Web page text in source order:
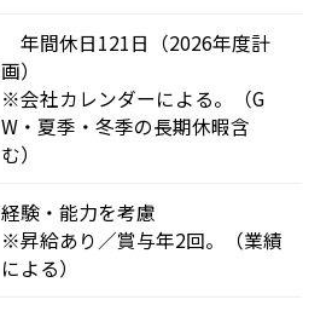
年間休日121日（2026年度計
画）
※会社カレンダーによる。（G
W・夏季・冬季の長期休暇含
む）
経験・能力を考慮
※昇給あり／賞与年2回。（業績
による）